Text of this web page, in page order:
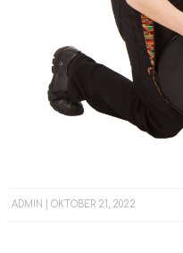
ADMIN OKTOBER 21, 2022